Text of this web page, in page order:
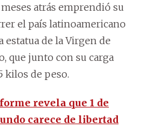
atrás emprendió su
el país latinoamericano
estatua de la Virgen de
que junto con su carga
kilos de peso.
revela que 1 de
carece de libertad